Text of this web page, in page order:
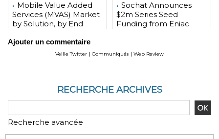
Mobile Value Added
Services (MVAS) Market
by Solution, by End
Geography - Global
Forecast and Analysis to
Sochat Announces
$2m Series Seed
Funding from Eniac
Zhang
Ajouter un commentaire
Veille Twitter | Communiqués | Web Review
RECHERCHE ARCHIVES
Recherche avancée